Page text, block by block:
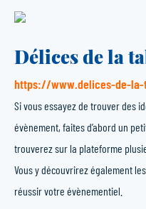
Délices de la
https://www.delices-de-
Si vous essayez de trouver des
évènement, faites d’abord un
trouverez sur la plateforme
Vous y découvrirez également
réussir votre évènementiel.